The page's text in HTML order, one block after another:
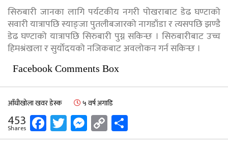
सिरुबारी जानका लागि पर्यटकीय नगरी पोखराबाट डेढ घण्टाको
सवारी यात्रापछि स्याङ्जा पुतलीबजारको नागडाँडा र त्यसपछि झण्डै
डेढ घण्टाको यात्रापछि सिरुबारी पुग्न सकिन्छ । सिरुबारीबाट उच्च
हिमश्रंखला र सुर्योदयको नजिकबाट अवलोकन गर्न सकिन्छ ।
Facebook Comments Box
आँधीखोला खवर डेस्क ५ वर्ष अगाडि
453
Shares Facebook
Twitter
Messenger
Copy
Link